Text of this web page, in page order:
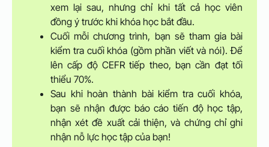
xem lại sau, nhưng chỉ khi tất cả học viên
đồng ý trước khi khóa học bắt đầu.
Cuối mỗi chương trình, bạn sẽ tham gia bài
kiểm tra cuối khóa (gồm phần viết và nói). Để
lên cấp độ CEFR tiếp theo, bạn cần đạt tối
thiểu 70%.
Sau khi hoàn thành bài kiểm tra cuối khóa,
bạn sẽ nhận được báo cáo tiến độ học tập,
nhận xét đề xuất cải thiện, và chứng chỉ ghi
nhận nỗ lực học tập của bạn!